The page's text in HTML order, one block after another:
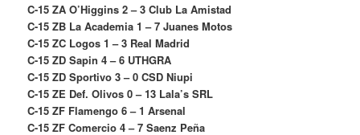
C-15 ZA O’Higgins 2 – 3 Club La Amistad
C-15 ZB La Academia 1 – 7 Juanes Motos
C-15 ZC Logos 1 – 3 Real Madrid
C-15 ZD Sapin 4 – 6 UTHGRA
C-15 ZD Sportivo 3 – 0 CSD Niupi
C-15 ZE Def. Olivos 0 – 13 Lala’s SRL
C-15 ZF Flamengo 6 – 1 Arsenal
C-15 ZF Comercio 4 – 7 Saenz Peña